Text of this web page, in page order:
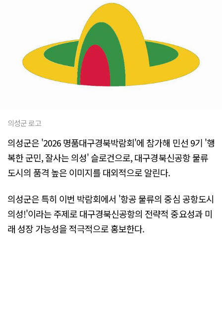
의성군 로고
의성군은 '2026 명품대구경북박람회'에 참가해 민선 9기 '행
복한 군민, 잘사는 의성' 슬로건으로, 대구경북신공항 물류
도시의 품격 높은 이미지를 대외적으로 알린다.
의성군은 특히 이번 박람회에서 '항공 물류의 중심 공항도시
의성!'이라는 주제로 대구경북신공항의 전략적 중요성과 미
래 성장 가능성을 적극적으로 홍보한다.